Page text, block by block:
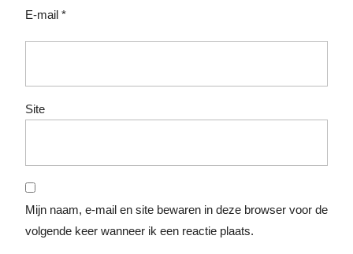
E-mail *
Site
Mijn naam, e-mail en site bewaren in deze browser voor de
volgende keer wanneer ik een reactie plaats.